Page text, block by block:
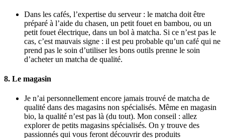
Dans les cafés, l’expertise du serveur : le matcha doit être
préparé à l’aide du chasen, un petit fouet en bambou, ou un
petit fouet électrique, dans un bol à matcha. Si ce n’est pas le
cas, c’est mauvais signe : il est peu probable qu’un café qui ne
prend pas le soin d’utiliser les bons outils prenne le soin
d’acheter un matcha de qualité.
8. Le magasin
Je n’ai personnellement encore jamais trouvé de matcha de
qualité dans des magasins non spécialisés. Même en magasin
bio, la qualité n’est pas là (du tout). Mon conseil : allez
explorer de petits magasins spécialisés. On y trouve des
passionnés qui vous feront découvrir des produits